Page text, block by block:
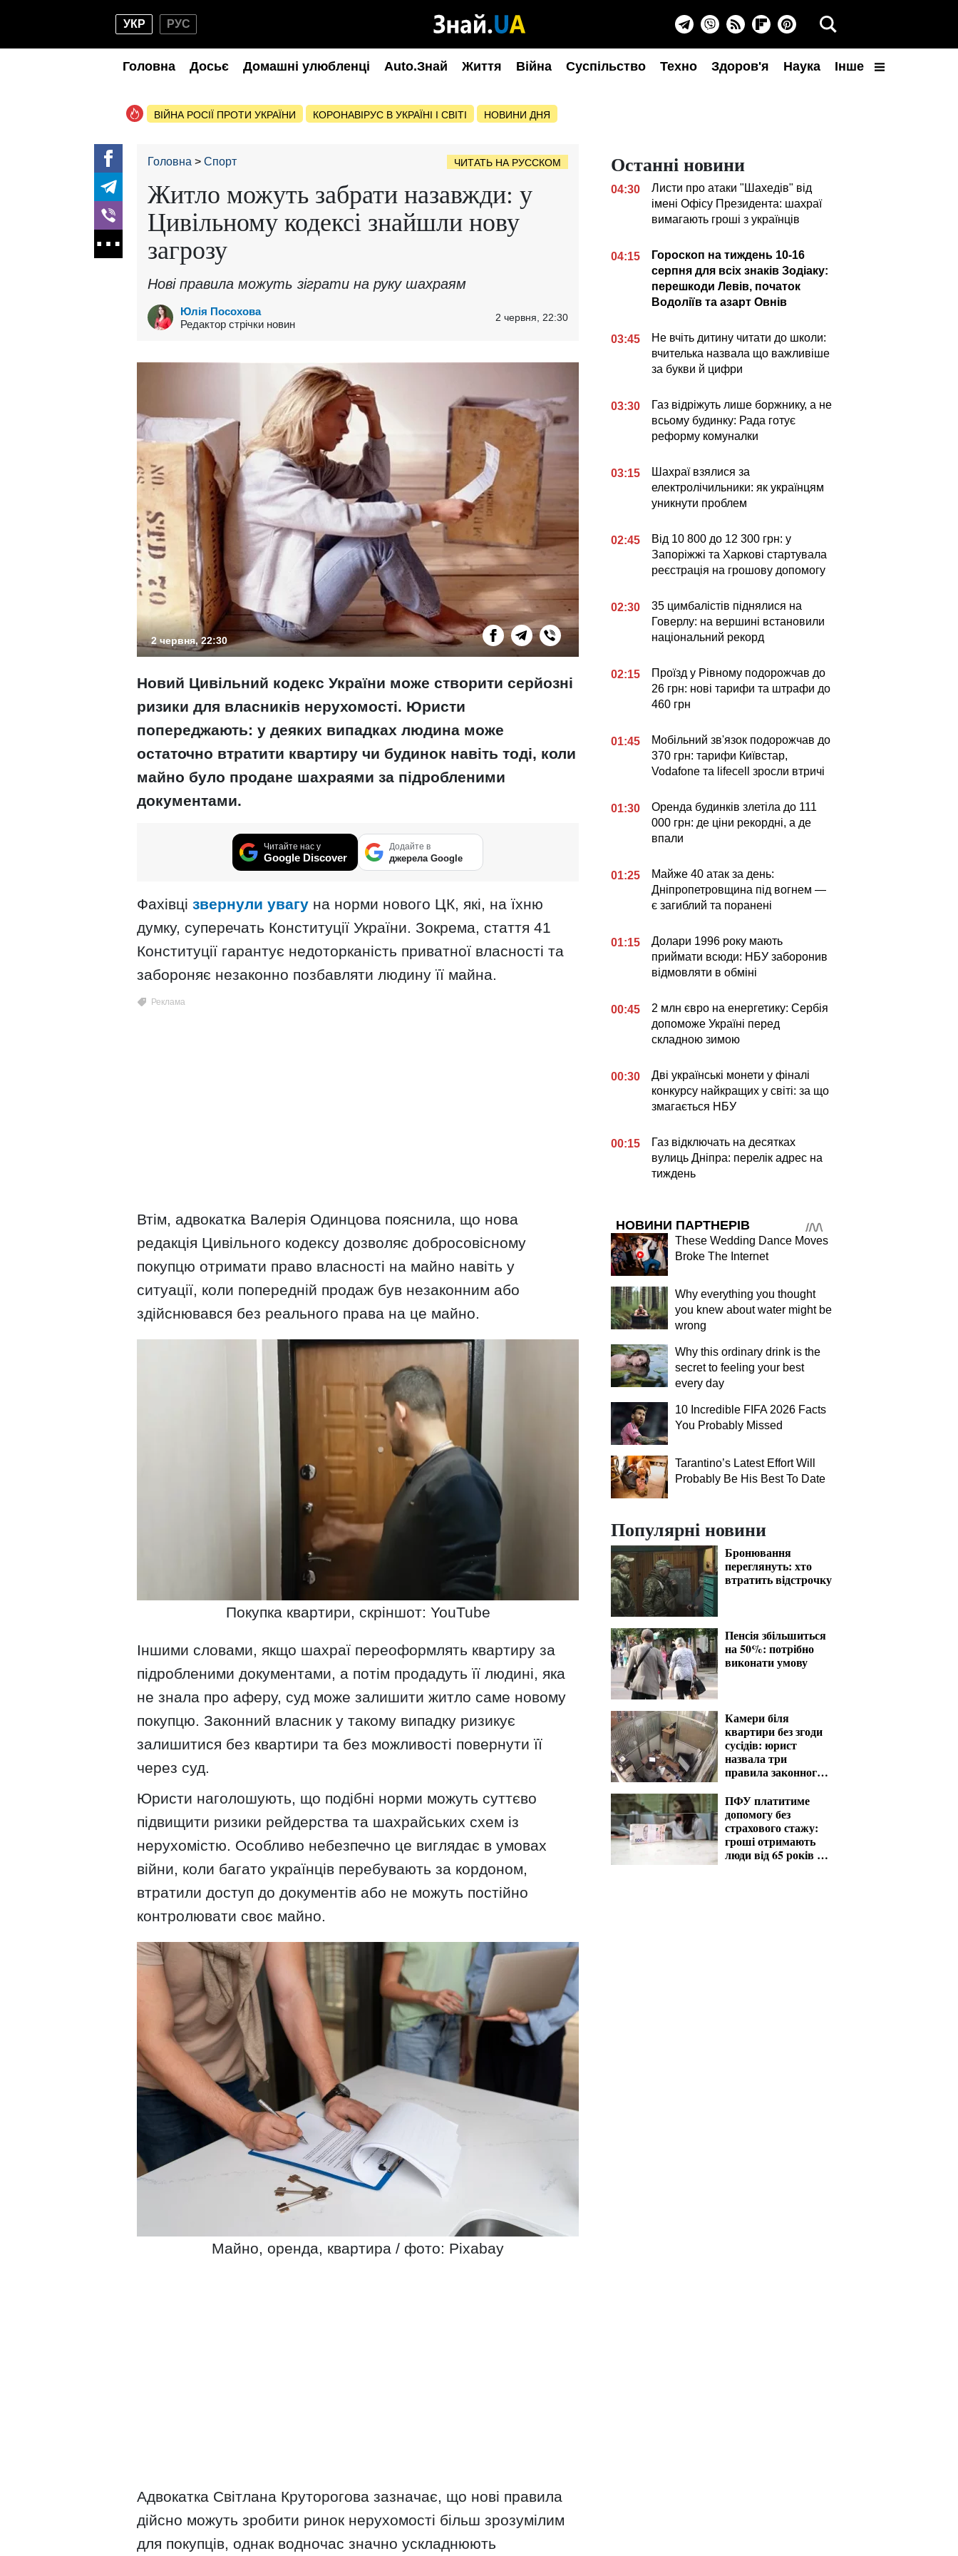
УКР РУС
Головна Досьє Домашні улюбленці Auto.Знай Життя Війна Суспільство Техно Здоров'я Наука Інше
ВІЙНА РОСІЇ ПРОТИ УКРАЇНИ КОРОНАВІРУС В УКРАЇНІ І СВІТІ НОВИНИ ДНЯ
Головна Спорт ЧИТАТЬ НА РУССКОМ
Житло можуть забрати назавжди: у
Цивільному кодексі знайшли нову
загрозу
Нові правила можуть зіграти на руку шахраям
Юлія Посохова
Редактор стрічки новин
2 червня, 22:30
2 червня, 22:30
Новий Цивільний кодекс України може створити серйозні
ризики для власників нерухомості. Юристи
попереджають: у деяких випадках людина може
остаточно втратити квартиру чи будинок навіть тоді, коли
майно було продане шахраями за підробленими
документами.
Читайте нас у
Google Discover
Додайте в
джерела Google
Фахівці звернули увагу на норми нового ЦК, які, на їхню
думку, суперечать Конституції України. Зокрема, стаття 41
Конституції гарантує недоторканість приватної власності та
забороняє незаконно позбавляти людину її майна.
Втім, адвокатка Валерія Одинцова пояснила, що нова
редакція Цивільного кодексу дозволяє добросовісному
покупцю отримати право власності на майно навіть у
ситуації, коли попередній продаж був незаконним або
здійснювався без реального права на це майно.
Покупка квартири, скріншот: YouTube
Іншими словами, якщо шахраї переоформлять квартиру за
підробленими документами, а потім продадуть її людині, яка
не знала про аферу, суд може залишити житло саме новому
покупцю. Законний власник у такому випадку ризикує
залишитися без квартири та без можливості повернути її
через суд.
Юристи наголошують, що подібні норми можуть суттєво
підвищити ризики рейдерства та шахрайських схем із
нерухомістю. Особливо небезпечно це виглядає в умовах
війни, коли багато українців перебувають за кордоном,
втратили доступ до документів або не можуть постійно
контролювати своє майно.
Майно, оренда, квартира / фото: Pixabay
Адвокатка Світлана Круторогова зазначає, що нові правила
дійсно можуть зробити ринок нерухомості більш зрозумілим
для покупців, однак водночас значно ускладнюють
Останні новини
04:30
Листи про атаки "Шахедів" від
імені Офісу Президента: шахраї
вимагають гроші з українців
04:15
Гороскоп на тиждень 10-16
серпня для всіх знаків Зодіаку:
перешкоди Левів, початок
Водоліїв та азарт Овнів
03:45
Не вчіть дитину читати до школи:
вчителька назвала що важливіше
за букви й цифри
03:30
Газ відріжуть лише боржнику, а не
всьому будинку: Рада готує
реформу комуналки
03:15
Шахраї взялися за
електролічильники: як українцям
уникнути проблем
02:45
Від 10 800 до 12 300 грн: у
Запоріжжі та Харкові стартувала
реєстрація на грошову допомогу
02:30
35 цимбалістів піднялися на
Говерлу: на вершині встановили
національний рекорд
02:15
Проїзд у Рівному подорожчав до
26 грн: нові тарифи та штрафи до
460 грн
01:45
Мобільний зв'язок подорожчав до
370 грн: тарифи Київстар,
Vodafone та lifecell зросли втричі
01:30
Оренда будинків злетіла до 111
000 грн: де ціни рекордні, а де
впали
01:25
Майже 40 атак за день:
Дніпропетровщина під вогнем —
є загиблий та поранені
01:15
Долари 1996 року мають
приймати всюди: НБУ заборонив
відмовляти в обміні
00:45
2 млн євро на енергетику: Сербія
допоможе Україні перед
складною зимою
00:30
Дві українські монети у фіналі
конкурсу найкращих у світі: за що
змагається НБУ
00:15
Газ відключать на десятках
вулиць Дніпра: перелік адрес на
тиждень
НОВИНИ ПАРТНЕРІВ
These Wedding Dance Moves
Broke The Internet
Why everything you thought
you knew about water might be
wrong
Why this ordinary drink is the
secret to feeling your best
every day
10 Incredible FIFA 2026 Facts
You Probably Missed
Tarantino’s Latest Effort Will
Probably Be His Best To Date
Популярні новини
Бронювання
переглянуть: хто
втратить відстрочку
Пенсія збільшиться
на 50%: потрібно
виконати умову
Камери біля
квартири без згоди
сусідів: юрист
назвала три
правила законного
ПФУ платитиме
допомогу без
страхового стажу:
гроші отримають
люди від 65 років та